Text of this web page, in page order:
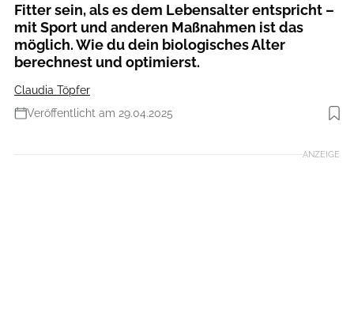
Fitter sein, als es dem Lebensalter entspricht –
mit Sport und anderen Maßnahmen ist das
möglich. Wie du dein biologisches Alter
berechnest und optimierst.
Claudia Töpfer
Veröffentlicht am 29.04.2025
Foto: Getty Images
ANZEIGE